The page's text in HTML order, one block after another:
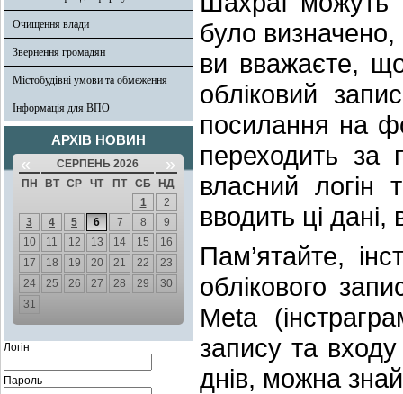
Очищення влади
Звернення громадян
Містобудівні умови та обмеження
Інформація для ВПО
АРХІВ НОВИН
« СЕРПЕНЬ 2026 »
ПН ВТ СР ЧТ ПТ СБ
НД
1
2
3
4 5 6 7 8
9
10
11 12 13 14 15
16
17
18 19 20 21 22
23
24
25 26 27 28 29
30
31
Логін
Пароль
було
ви вважаєте,
обліковий
посилання на
переходить за
власний
вводить ці
Пам’ятайте,
облікового
Meta
запису та
днів, можна